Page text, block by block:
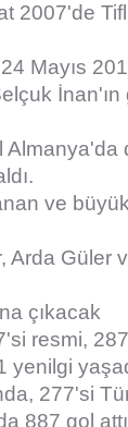
2007'de
Mayıs
İnan'ın
ve
Arda
çıkacak
resmi,
yenilgi
277'si
887 gol